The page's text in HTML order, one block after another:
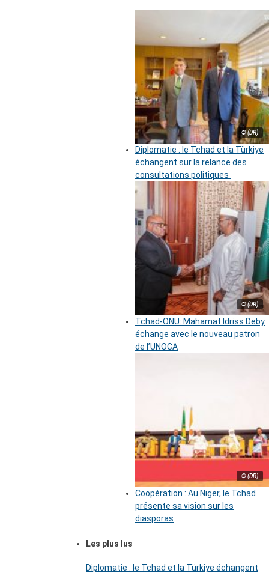
© (DR)
Diplomatie : le Tchad et la Türkiye
échangent sur la relance des
consultations politiques
© (DR)
Tchad-ONU: Mahamat Idriss Deby
échange avec le nouveau patron
de l’UNOCA
© (DR)
Coopération : Au Niger, le Tchad
présente sa vision sur les
diasporas
Les plus lus
Diplomatie : le Tchad et la Türkiye échangent